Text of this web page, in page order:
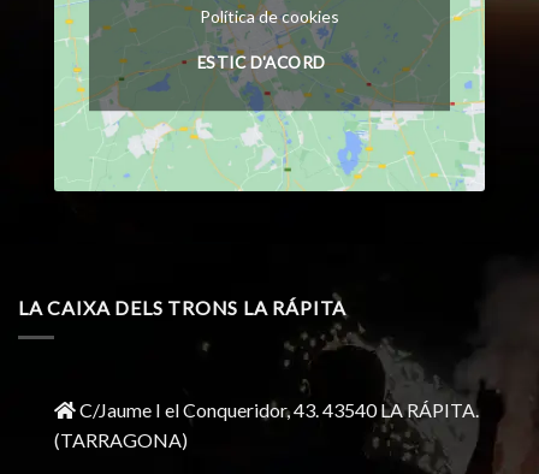
Política de cookies
ESTIC D'ACORD
LA CAIXA DELS TRONS LA RÁPITA
C/Jaume I el Conqueridor, 43.43540 LA RÁPITA.
(TARRAGONA)